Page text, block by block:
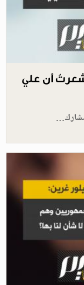
شعرتُ أن علي
مشارك…